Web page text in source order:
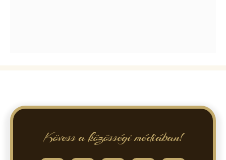
Kövess a közösségi médiában!